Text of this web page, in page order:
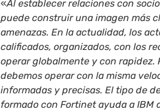
«Al establecer relaciones con
puede construir una imagen más
amenazas. En la actualidad, los
calificados, organizados, con los
operar globalmente y con rapidez.
debemos operar con la misma
informadas y precisas. El tipo de
formado con Fortinet ayuda a IBM